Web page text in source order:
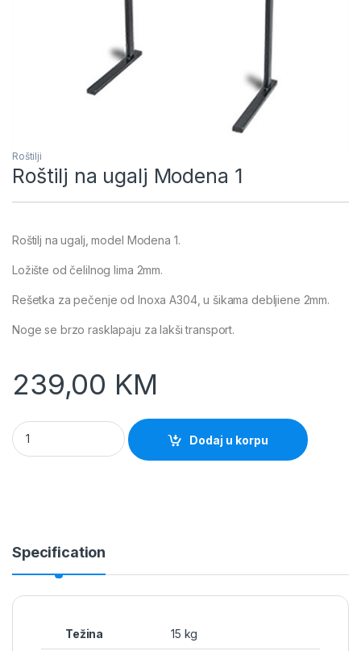
Roštilji
Roštilj na ugalj Modena 1
Roštilj na ugalj, model Modena 1.
Ložište od čelilnog lima 2mm.
Rešetka za pečenje od Inoxa A304, u šikama debljiene 2mm.
Noge se brzo rasklapaju za lakši transport.
239,00 KM
Roštilj na ugalj Modena 1 quantity
Dodaj u korpu
Specification
Težina 15 kg